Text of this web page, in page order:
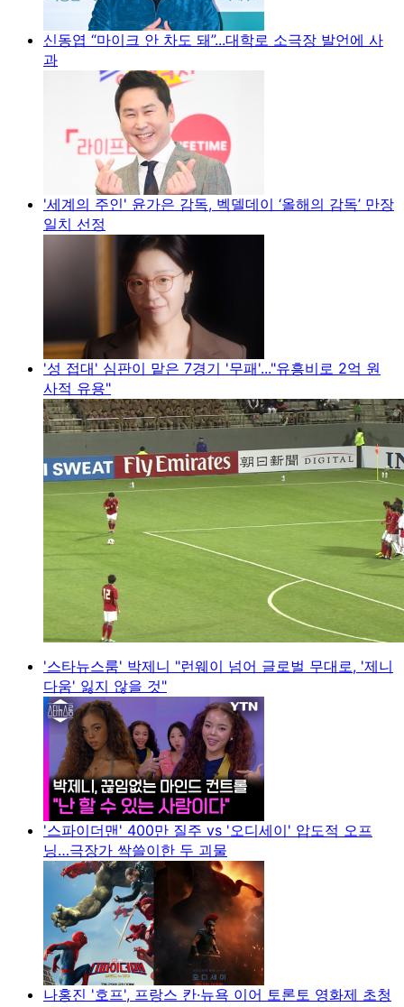
신동엽 “마이크 안 차도 돼”...대학로 소극장 발언에 사
과
'세계의 주인' 윤가은 감독, 벡델데이 ‘올해의 감독’ 만장
일치 선정
'성 접대' 심판이 맡은 7경기 '무패'..."유흥비로 2억 원
사적 유용"
'스타뉴스룸' 박제니 "런웨이 넘어 글로벌 무대로, '제니
다움' 잃지 않을 것"
'스파이더맨' 400만 질주 vs '오디세이' 압도적 오프
닝…극장가 싹쓸이한 두 괴물
나홍진 '호프', 프랑스 칸·뉴욕 이어 토론토 영화제 초청